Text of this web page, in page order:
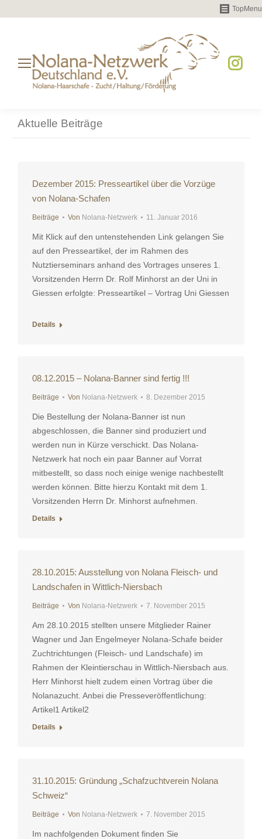
TopMenu
Aktuelle Beiträge
Dezember 2015: Presseartikel über die Vorzüge
von Nolana-Schafen
Beiträge Von Nolana-Netzwerk 11. Januar 2016
Mit Klick auf den untenstehenden Link gelangen Sie
auf den Presseartikel, der im Rahmen des
Nutztierseminars anhand des Vortrages unseres 1.
Vorsitzenden Herrn Dr. Rolf Minhorst an der Uni in
Giessen erfolgte: Presseartikel – Vortrag Uni Giessen
Details
08.12.2015 – Nolana-Banner sind fertig !!!
Beiträge Von Nolana-Netzwerk 8. Dezember 2015
Die Bestellung der Nolana-Banner ist nun
abgeschlossen, die Banner sind produziert und
werden nun in Kürze verschickt. Das Nolana-
Netzwerk hat noch ein paar Banner auf Vorrat
mitbestellt, so dass noch einige wenige nachbestellt
werden können. Bitte hierzu Kontakt mit dem 1.
Vorsitzenden Herrn Dr. Minhorst aufnehmen.
Details
28.10.2015: Ausstellung von Nolana Fleisch- und
Landschafen in Wittlich-Niersbach
Beiträge Von Nolana-Netzwerk 7. November 2015
Am 28.10.2015 stellten unsere Mitglieder Rainer
Wagner und Jan Engelmeyer Nolana-Schafe beider
Zuchtrichtungen (Fleisch- und Landschafe) im
Rahmen der Kleintierschau in Wittlich-Niersbach aus.
Herr Minhorst hielt zudem einen Vortrag über die
Nolanazucht. Anbei die Presseveröffentlichung:
Artikel1 Artikel2
Details
31.10.2015: Gründung „Schafzuchtverein Nolana
Schweiz“
Beiträge Von Nolana-Netzwerk 7. November 2015
Im nachfolgenden Dokument finden Sie